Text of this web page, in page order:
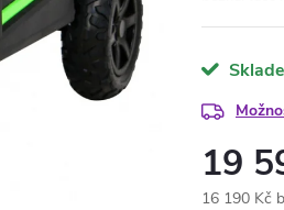
19
16 190 Kč